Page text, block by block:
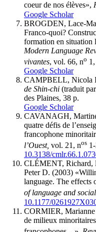
coeur de nos élèves»,
Google Scholar
BROGDEN, Lace-
Franco-quoi?
formation en situation
Modern Language
vivantes, vol. 66, no
Google Scholar
CAMPBELL, Nicola
de Shin-chi (traduit
des Plaines, 38 p.
Google Scholar
CAVANAGH,
quatre défis de
francophone
l’Ouest, vol. 21, nos
10.3138/cmlr.66.1.073
CLÉMENT, Richard,
Peter D. (2003)
language. The effects
of language and
10.1177/
CORMIER, Marianne
de milieux